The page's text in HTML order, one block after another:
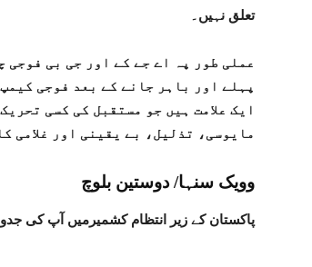
تعلق نہیں۔
عملی طور پہ اے جے کے اور جی بی
پہلے اور باہر جانے کے بعد فوجی
ایک علامت ہیں جو مستقبل کی کسی
مایوسی، تذلیل، بے یقینی اور غلامی
وویک سنہا/ دوستین بلوچ
پاکستان کے زیر انتظام کشمیرمیں آپ کی